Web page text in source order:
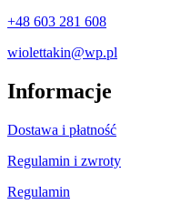
+48 603 281 608
wiolettakin@wp.pl
Informacje
Dostawa i płatność
Regulamin i zwroty
Regulamin